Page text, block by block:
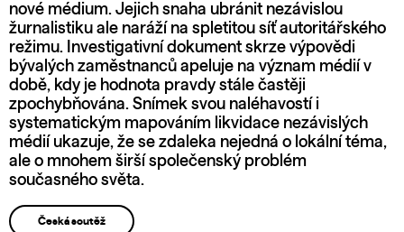
nové médium. Jejich snaha ubránit nezávislou
žurnalistiku ale naráží na spletitou síť autoritářského
režimu. Investigativní dokument skrze výpovědi
bývalých zaměstnanců apeluje na význam médií v
době, kdy je hodnota pravdy stále častěji
zpochybňována. Snímek svou naléhavostí i
systematickým mapováním likvidace nezávislých
médií ukazuje, že se zdaleka nejedná o lokální téma,
ale o mnohem širší společenský problém
současného světa.
Česká soutěž